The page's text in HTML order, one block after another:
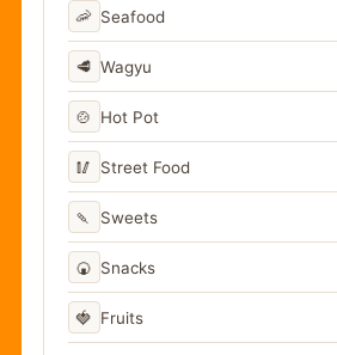
🦐 Seafood
🥩 Wagyu
🍲 Hot Pot
🥢 Street Food
🍡 Sweets
🍘 Snacks
🍓 Fruits